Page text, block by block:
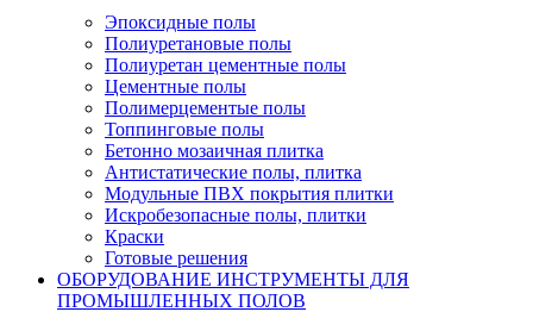
Эпоксидные полы
Полиуретановые полы
Полиуретан цементные полы
Цементные полы
Полимерцементые полы
Топпинговые полы
Бетонно мозаичная плитка
Антистатические полы, плитка
Модульные ПВХ покрытия плитки
Искробезопасные полы, плитки
Краски
Готовые решения
ОБОРУДОВАНИЕ ИНСТРУМЕНТЫ ДЛЯ
ПРОМЫШЛЕННЫХ ПОЛОВ